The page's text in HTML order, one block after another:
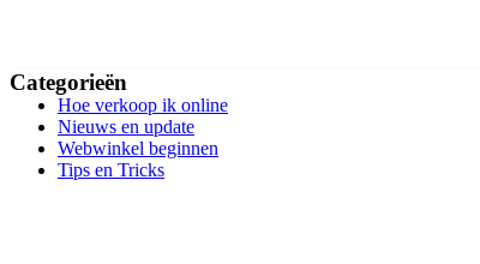
Categorieën
Hoe verkoop ik online
Nieuws en update
Webwinkel beginnen
Tips en Tricks